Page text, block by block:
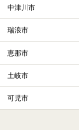
中津川市
瑞浪市
恵那市
土岐市
可児市